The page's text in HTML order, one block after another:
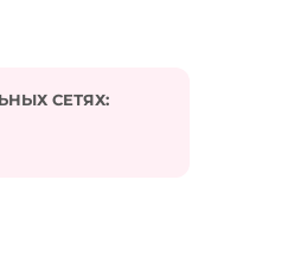
по e-mail
СЕТЯХ: